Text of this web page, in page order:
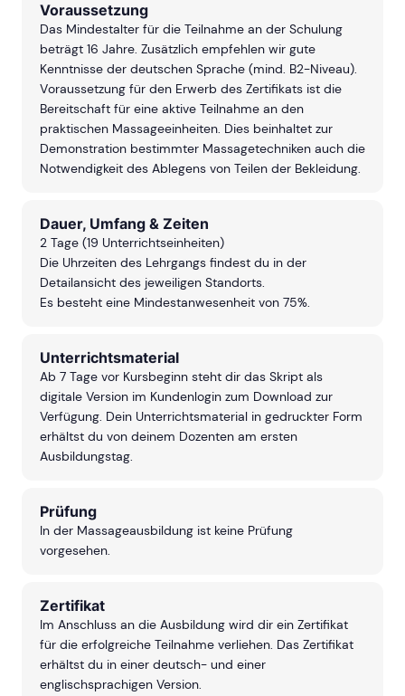
Voraussetzung
Das Mindestalter für die Teilnahme an der Schulung
beträgt 16 Jahre. Zusätzlich empfehlen wir gute
Kenntnisse der deutschen Sprache (mind. B2-Niveau).
Voraussetzung für den Erwerb des Zertifikats ist die
Bereitschaft für eine aktive Teilnahme an den
praktischen Massageeinheiten. Dies beinhaltet zur
Demonstration bestimmter Massagetechniken auch die
Notwendigkeit des Ablegens von Teilen der Bekleidung.
Dauer, Umfang & Zeiten
2 Tage (19 Unterrichtseinheiten)
Die Uhrzeiten des Lehrgangs findest du in der
Detailansicht des jeweiligen Standorts.
Es besteht eine Mindestanwesenheit von 75%.
Unterrichtsmaterial
Ab 7 Tage vor Kursbeginn steht dir das Skript als
digitale Version im Kundenlogin zum Download zur
Verfügung. Dein Unterrichtsmaterial in gedruckter Form
erhältst du von deinem Dozenten am ersten
Ausbildungstag.
Prüfung
In der Massageausbildung ist keine Prüfung
vorgesehen.
Zertifikat
Im Anschluss an die Ausbildung wird dir ein Zertifikat
für die erfolgreiche Teilnahme verliehen. Das Zertifikat
erhältst du in einer deutsch- und einer
englischsprachigen Version.